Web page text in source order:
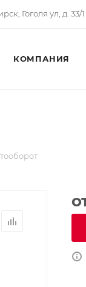
Гоголя ул, д. 33/1
КОМПАНИЯ